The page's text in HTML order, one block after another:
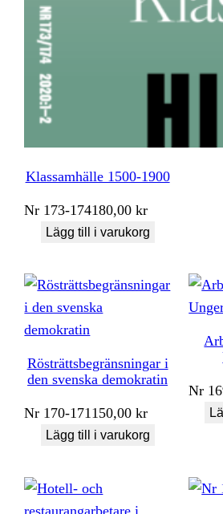
Klassamhälle 1500-1900
Nr 173-174180,00kr
Lägg till i varukorg
Rösträttsbegränsningar i
den svenska demokratin
Nr 170-171150,00kr
Lägg till i varukorg
Nr